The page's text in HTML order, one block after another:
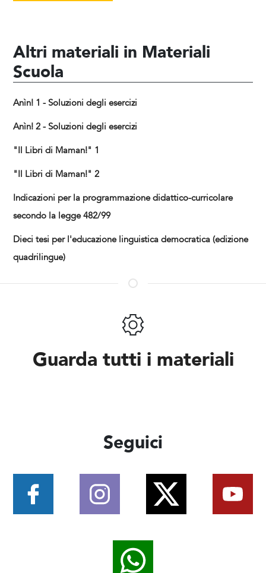
Altri materiali in Materiali
Scuola
Anìn! 1 - Soluzioni degli esercizi
Anìn! 2 - Soluzioni degli esercizi
"Il Libri di Maman!" 1
"Il Libri di Maman!" 2
Indicazioni per la programmazione didattico-curricolare
secondo la legge 482/99
Dieci tesi per l'educazione linguistica democratica (edizione
quadrilingue)
Guarda tutti i materiali
Seguici